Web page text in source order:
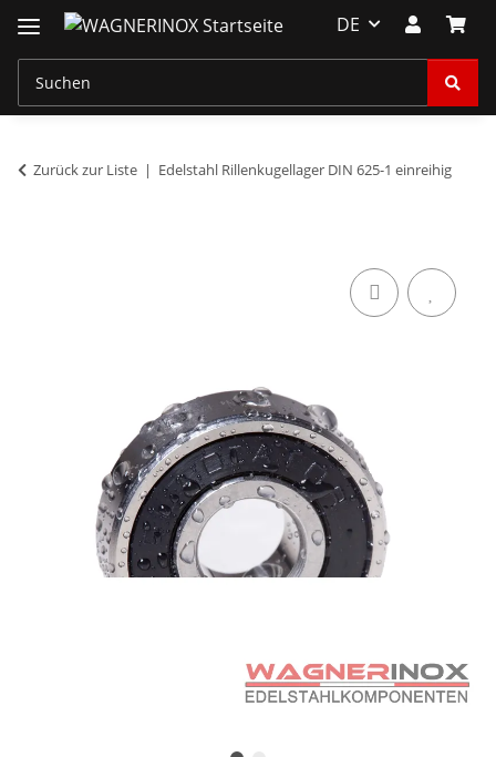
DE
Zurück zur Liste Edelstahl Rillenkugellager DIN 625-1 einreihig